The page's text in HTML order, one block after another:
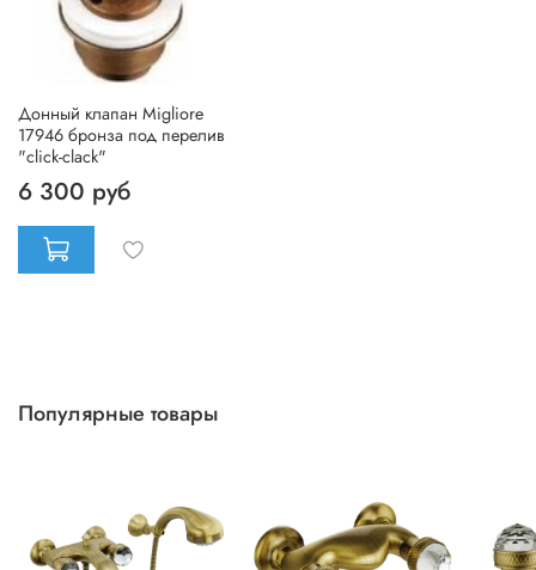
Донный клапан Migliore
17946 бронза под перелив
"click-clack"
6 300 руб
Популярные товары